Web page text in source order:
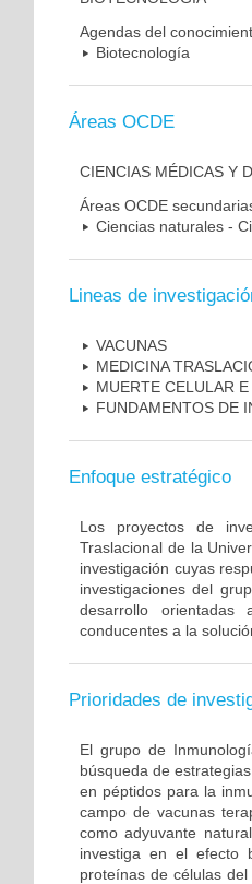
Agendas del
Biotecnología
Áreas OCDE
CIENCIAS MÉDICAS Y
Áreas OCDE
Ciencias naturales -
Lineas de
VACUNAS
MEDICINA
MUERTE CELULAR
FUNDAMENTOS DE
Enfoque estratégico
Los proyectos de
Traslacional de la
investigación cuyas
investigaciones del
desarrollo
conducentes a la
Prioridades de
El grupo de
búsqueda de
en péptidos para la
campo de vacunas
como adyuvante
investiga en el efecto
proteínas de células